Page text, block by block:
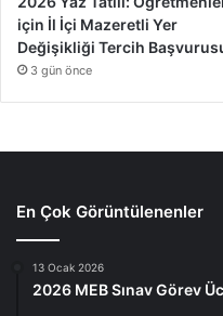
için İl İçi Mazeretli Yer
Değişikliği Tercih
3 gün önce
En Çok Görüntülenenler
13 Ocak 2026
2026 MEB Sınav Görev